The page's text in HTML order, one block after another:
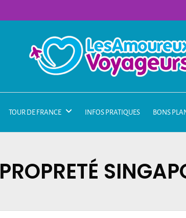
TOUR DE FRANCE INFOS PRATIQUES BONS
PROPRETÉ